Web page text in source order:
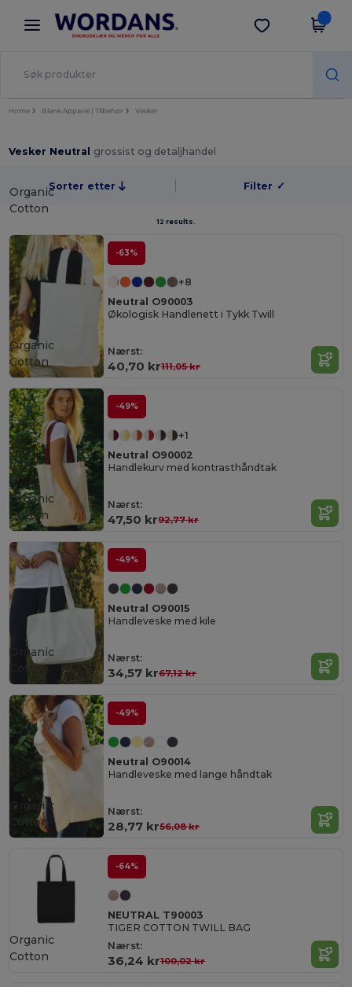
× Wordans-app
Bedre priser i appen!
Last ned app
Home Blank Apparel | Tilbehør Vesker
Vesker Neutral grossist og detaljhandel
Sorter etter Filter ✓
12 results.
Organic
Cotton
-63%
+8
Neutral O90003
Økologisk Handlenett i Tykk Twill
Nærst:
40,70 kr111,05 kr
Organic
Cotton
-49%
+1
Neutral O90002
Handlekurv med kontrasthåndtak
Nærst:
47,50 kr92,77 kr
Organic
Cotton
-49%
Neutral O90015
Handleveske med kile
Nærst:
34,57 kr67,12 kr
Organic
Cotton
-49%
Neutral O90014
Handleveske med lange håndtak
Nærst:
28,77 kr56,08 kr
Organic
Cotton
-64%
NEUTRAL T90003
TIGER COTTON TWILL BAG
Nærst:
36,24 kr100,02 kr
Organic
Cotton